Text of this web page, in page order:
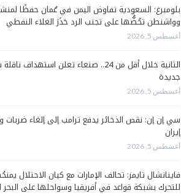
بلومبرغ: السعودية تفاوض اليمن في عُمان حفظًا
وواشنطن تحُضُّها على تجنب الرد حَذَرَ الغلاء النفطي
أغسطس 5, 2026
الثانية خلال أقل من 24.. صنعاء تعلن استهداف
جديدة
أغسطس 5, 2026
سي إن إن: نقص الذخائر يدفع ترامب إلى إلغاء
إيران
أغسطس 5, 2026
فاينانشال تايمز: تحالف الإمارات مع كيان الاحتلال
للتحرك بشبكة قواعد في أفريقيا وسواحلها على البحر